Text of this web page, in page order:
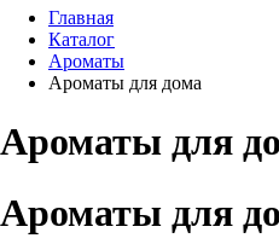
Главная
Каталог
Ароматы
Ароматы для дома
Ароматы для
Ароматы для